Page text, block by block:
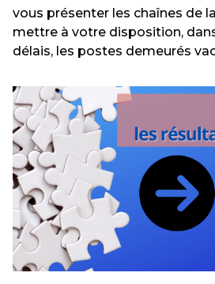
vous présenter les chaînes de
mettre à votre disposition,
délais, les postes demeurés